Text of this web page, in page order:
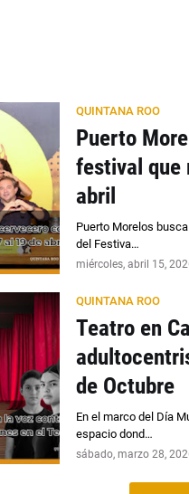
QUINTANA ROO
Puerto
festival que
abril
Puerto Morelos
del Festiva…
miércoles, abril 15,
QUINTANA ROO
Teatro en
de Octubre
En el marco del Día
espacio dond…
sábado, marzo 28,